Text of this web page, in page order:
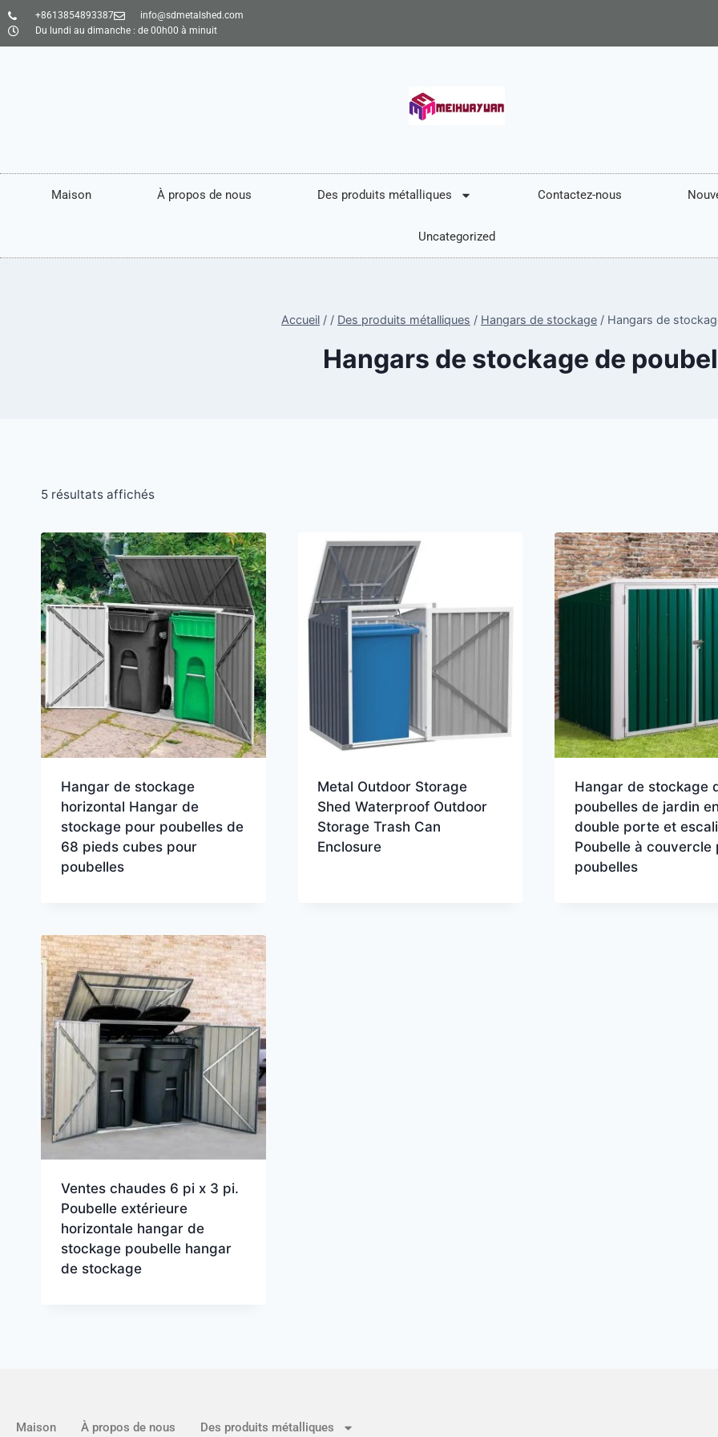
+8613854893387
info@sdmetalshed.com
Du lundi au dimanche : de 00h00 à minuit
Maison À propos de nous Des produits métalliques Contactez-nous
Uncategorized
Accueil / / Des produits métalliques / Hangars de stockage / Hangars de
Hangars de stockage de
5 résultats affichés
Hangar de stockage
horizontal Hangar de
stockage pour poubelles de
68 pieds cubes pour
poubelles
Metal Outdoor Storage
Shed Waterproof Outdoor
Storage Trash Can
Enclosure
Hangar de stockage
poubelles de jardin
double porte et
Poubelle à couvercle
poubelles
Ventes chaudes 6 pi x 3 pi.
Poubelle extérieure
horizontale hangar de
stockage poubelle hangar
de stockage
Maison À propos de nous Des produits métalliques